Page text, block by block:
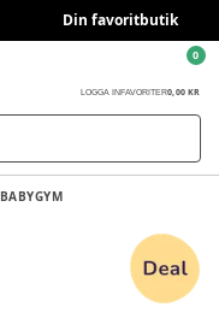
Din favoritbutik
LOGGA IN FAVORITER0,00 KR
0
BABYGYM